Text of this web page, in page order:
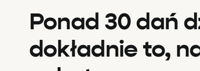
Ponad 30 dań
dokładnie to,